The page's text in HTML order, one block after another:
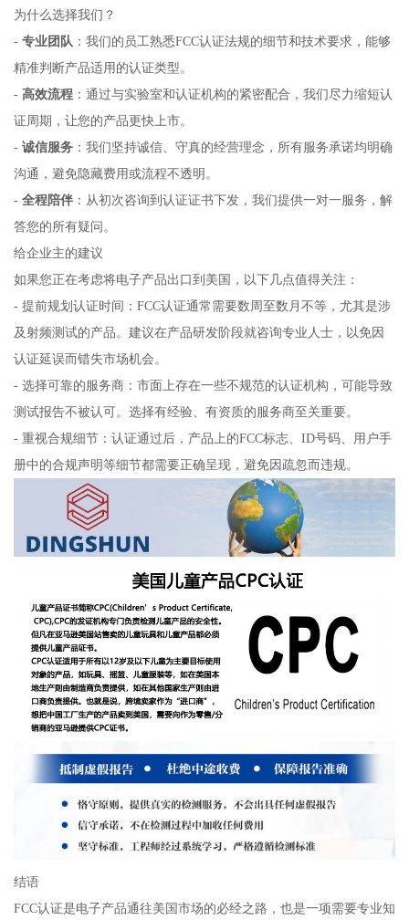
为什么选择我们？
- 专业团队 ：我们的员工熟悉FCC认证法规的细节和技术要求，能够
精准判断产品适用的认证类型。
- 高效流程：通过与实验室和认证机构的紧密配合，我们尽力缩短认
证周期，让您的产品更快上市。
- 诚信服务：我们坚持诚信、守真的经营理念，所有服务承诺均明确
沟通，避免隐藏费用或流程不透明。
- 全程陪伴：从初次咨询到认证证书下发，我们提供一对一服务，解
答您的所有疑问。
给企业主的建议
如果您正在考虑将电子产品出口到美国，以下几点值得关注：
- 提前规划认证时间：FCC认证通常需要数周至数月不等，尤其是涉
及射频测试的产品。建议在产品研发阶段就咨询专业人士，以免因
认证延误而错失市场机会。
- 选择可靠的服务商：市面上存在一些不规范的认证机构，可能导致
测试报告不被认可。选择有经验、有资质的服务商至关重要。
- 重视合规细节：认证通过后，产品上的FCC标志、ID号码、用户手
册中的合规声明等细节都需要正确呈现，避免因疏忽而违规。
结语
FCC认证是电子产品通往美国市场的必经之路，也是一项需要专业知